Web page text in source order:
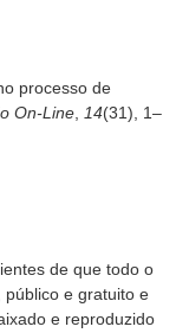
processo de
On-Line, 14(31), 1–
de que todo o
e gratuito e
e reproduzido